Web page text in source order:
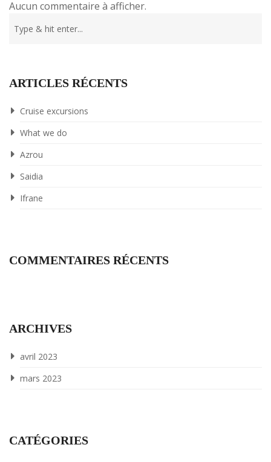
Aucun commentaire à afficher.
ARTICLES RÉCENTS
Cruise excursions
What we do
Azrou
Saidia
Ifrane
COMMENTAIRES RÉCENTS
ARCHIVES
avril 2023
mars 2023
CATÉGORIES